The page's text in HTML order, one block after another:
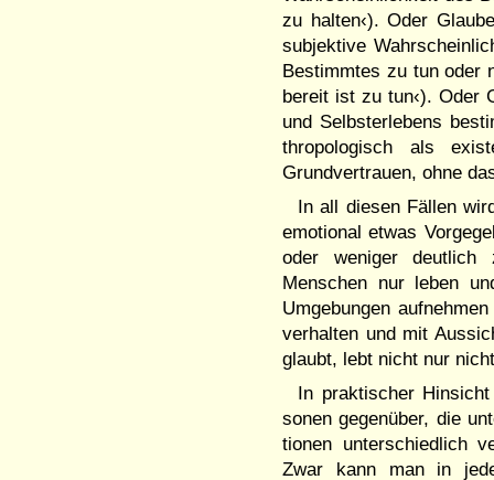
zu halten‹). Oder
subjektive
Bestimmtes zu tun oder
bereit ist zu tun‹). Oder
und Selbsterlebens
thro­pologisch als
Grundver­trau­en, ohne
In all diesen Fällen
emo­tional etwas
oder weniger deutlich
Menschen nur leben
Umgebungen
ver­halten und mit
glaubt, lebt nicht nur
In praktischer
sonen ge­genüber, die
tionen un­ter­schiedlich
Zwar kann man in